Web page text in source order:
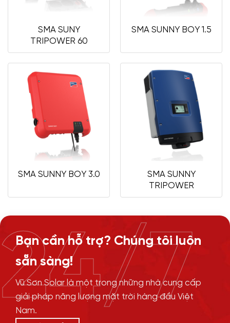
SMA SUNY
TRIPOWER 60
SMA SUNNY BOY 1.5
SMA SUNNY BOY 3.0
SMA SUNNY
TRIPOWER
Bạn cần hỗ trợ? Chúng tôi luôn
sẵn sàng!
Vũ Sơn Solar là một trong những nhà cung cấp
giải pháp năng lượng mặt trời hàng đầu Việt
Nam.
24/7